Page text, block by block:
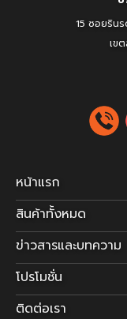
15 ซอยริน
เข
หน้าแรก
สินค้าทั้งหมด
ข่าวสารและบทความ
โปรโมชั่น
ติดต่อเรา